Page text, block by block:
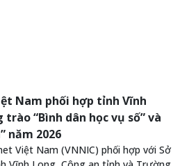
Nam phối hợp tỉnh Vĩnh
“Bình dân học vụ số” và
năm 2026
Việt Nam (VNNIC) phối hợp với Sở